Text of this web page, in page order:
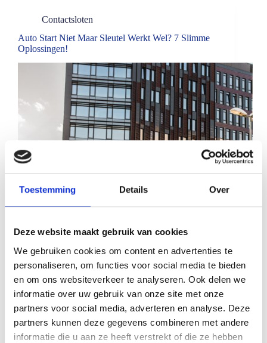
Toestemming Details Over
Deze website maakt gebruik van cookies
We gebruiken cookies om content en advertenties te
personaliseren, om functies voor social media te bieden
en om ons websiteverkeer te analyseren. Ook delen we
informatie over uw gebruik van onze site met onze
partners voor social media, adverteren en analyse. Deze
partners kunnen deze gegevens combineren met andere
informatie die u aan ze heeft verstrekt of die ze hebben
Contactsloten
Auto Start Niet Maar Sleutel Werkt Wel? 7 Slimme
Oplossingen!
Auto start niet maar sleutel werkt wel? Ontdek de
oorzaken en slimme oplossingen bij
SmartKeyDokter – snel en voordelig geregeld.
Norvell
4 augustus 2025